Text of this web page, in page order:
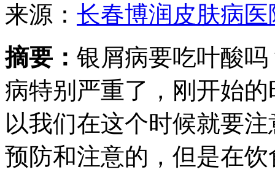
来源： 长春博润皮肤病医
摘要： 银屑病要吃叶酸
病特别严重了，刚开始
以我们在这个时候就要
预防和注意的，但是在